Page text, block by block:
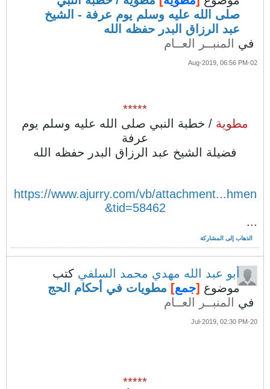
صلى الله عليه وسلم يوم عرفة - الشيخ
عبد الرزاق البدر حفظه الله
في
المنبــر العــام
02-Aug-2019, 06:56 PM
*****
مطوية / خطبة النبي صلى الله عليه وسلم يوم
عرفة
فضيلة الشيخ عبد الرزاق البدر حفظه الله
https://www.ajurry.com/vb/attachment...hmen
tid=58462&
...
الذهاب إلى المشاركة
أبو عبد الله مهدي محمد السلفي كتب
موضوع [جمع] مطويات في أحكام الحج
في
المنبــر العــام
20-Jul-2019, 02:30 PM
*****